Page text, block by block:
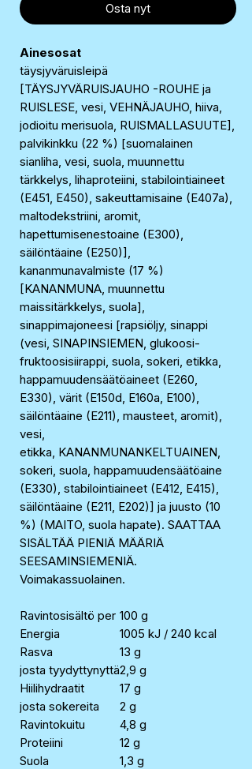
Osta nyt
Ainesosat
täysjyväruisleipä
[TÄYSJYVÄRUISJAUHO -ROUHE ja
RUISLESE, vesi, VEHNÄJAUHO, hiiva,
jodioitu merisuola, RUISMALLASUUTE],
palvikinkku (22 %) [suomalainen
sianliha, vesi, suola, muunnettu
tärkkelys, lihaproteiini, stabilointiaineet
(E451, E450), sakeuttamisaine (E407a),
maltodekstriini, aromit,
hapettumisenestoaine (E300),
säilöntäaine (E250)],
kananmunavalmiste (17 %)
[KANANMUNA, muunnettu
maissitärkkelys, suola],
sinappimajoneesi [rapsiöljy, sinappi
(vesi, SINAPINSIEMEN, glukoosi-
fruktoosisiirappi, suola, sokeri, etikka,
happamuudensäätöaineet (E260,
E330), värit (E150d, E160a, E100),
säilöntäaine (E211), mausteet, aromit),
vesi,
etikka, KANANMUNANKELTUAINEN,
sokeri, suola, happamuudensäätöaine
(E330), stabilointiaineet (E412, E415),
säilöntäaine (E211, E202)] ja juusto (10
%) (MAITO, suola hapate). SAATTAA
SISÄLTÄÄ PIENIÄ MÄÄRIÄ
SEESAMINSIEMENIÄ.
Voimakassuolainen.
Ravintosisältö per 100 g
Energia
1005 kJ / 240 kcal
Rasva
13 g
josta tyydyttynyttä2,9 g
Hiilihydraatit
17 g
josta sokereita
2 g
Ravintokuitu
4,8 g
Proteiini
12 g
Suola
1,3 g